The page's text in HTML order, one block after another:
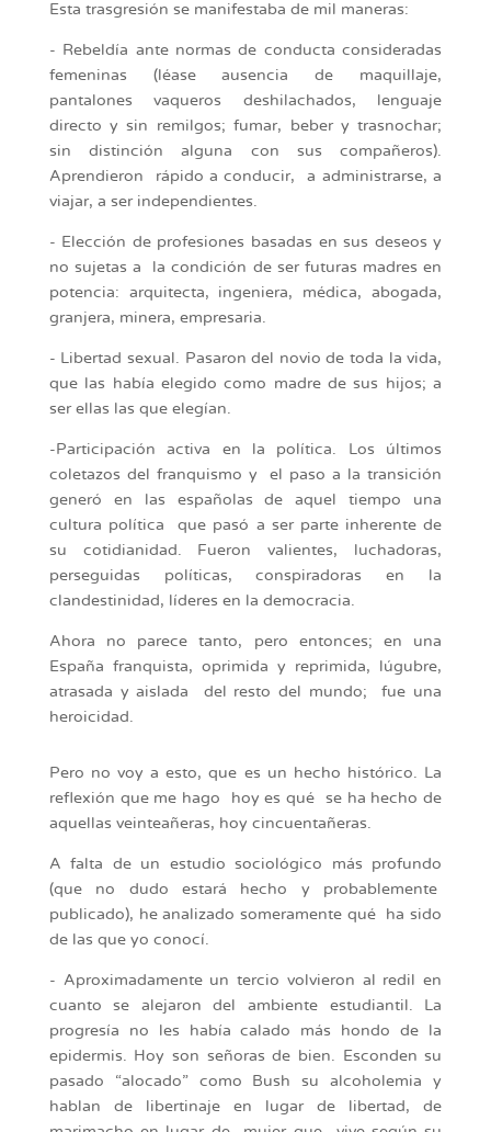
Esta trasgresión se manifestaba de mil maneras:
- Rebeldía ante normas de conducta consideradas
femeninas (léase ausencia de maquillaje,
pantalones vaqueros deshilachados, lenguaje
directo y sin remilgos; fumar, beber y trasnochar;
sin distinción alguna con sus compañeros).
Aprendieron rápido a conducir, a administrarse, a
viajar, a ser independientes.
- Elección de profesiones basadas en sus deseos y
no sujetas a la condición de ser futuras madres en
potencia: arquitecta, ingeniera, médica, abogada,
granjera, minera, empresaria.
- Libertad sexual. Pasaron del novio de toda la vida,
que las había elegido como madre de sus hijos; a
ser ellas las que elegían.
-Participación activa en la política. Los últimos
coletazos del franquismo y el paso a la transición
generó en las españolas de aquel tiempo una
cultura política que pasó a ser parte inherente de
su cotidianidad. Fueron valientes, luchadoras,
perseguidas políticas, conspiradoras en la
clandestinidad, líderes en la democracia.
Ahora no parece tanto, pero entonces; en una
España franquista, oprimida y reprimida, lúgubre,
atrasada y aislada del resto del mundo; fue una
heroicidad.
Pero no voy a esto, que es un hecho histórico. La
reflexión que me hago hoy es qué se ha hecho de
aquellas veinteañeras, hoy cincuentañeras.
A falta de un estudio sociológico más profundo
(que no dudo estará hecho y probablemente
publicado), he analizado someramente qué ha sido
de las que yo conocí.
- Aproximadamente un tercio volvieron al redil en
cuanto se alejaron del ambiente estudiantil. La
progresía no les había calado más hondo de la
epidermis. Hoy son señoras de bien. Esconden su
pasado “alocado” como Bush su alcoholemia y
hablan de libertinaje en lugar de libertad, de